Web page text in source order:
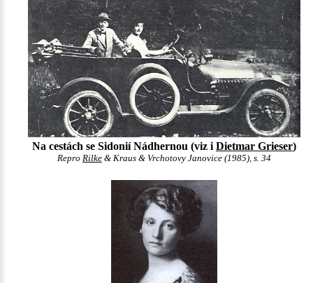
Na cestách se Sidonií Nádhernou (viz i Dietmar Grieser)
Repro Rilke & Kraus & Vrchotovy Janovice (1985), s. 34